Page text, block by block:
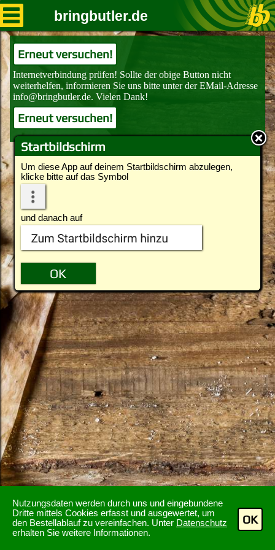
Nutzungsdaten werden durch uns und eingebundene
Dritte mittels Cookies erfasst und ausgewertet, um
den Bestellablauf zu vereinfachen. Unter Datenschutz
erhalten Sie weitere Informationen.
OK
Startbildschirm
Um diese App auf deinem Startbildschirm abzulegen,
klicke bitte auf das Symbol
und danach auf
bringbutler.de
Erneut versuchen!
Erneut versuchen!